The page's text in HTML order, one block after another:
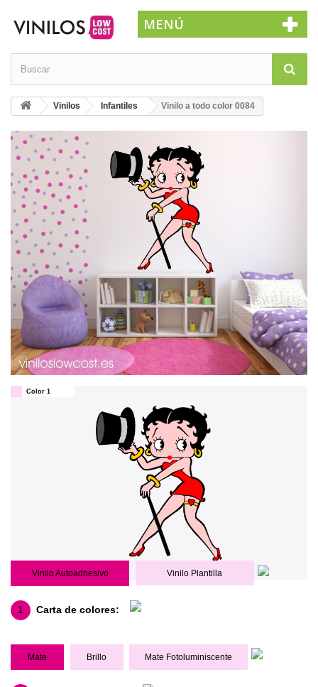
MENÚ
Vinilos Infantiles Vinilo a todo color 0084
Color 1
Vinilo Autoadhesivo Vinilo Plantilla
1 Carta de colores:
Mate Brillo Mate Fotoluminiscente